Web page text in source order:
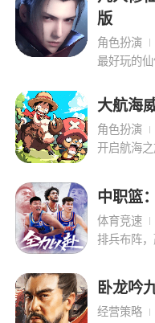
版
角色扮演
最好玩的
大航海
角色扮演
开启航海
中职篮
体育竞速
排兵布阵，
卧龙吟
经营策略